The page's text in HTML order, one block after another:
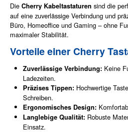
Die Cherry Kabeltastaturen sind die
auf eine zuverlässige Verbindung und
Büro, Homeoffice und Gaming – ohne
maximaler Stabilität.
Vorteile einer Cherry
Zuverlässige Verbindung: Keine
Ladezeiten.
Präzises Tippen: Hochwertige
Schreiben.
Ergonomisches Design:
Langlebige Qualität: Robuste
Einsatz.